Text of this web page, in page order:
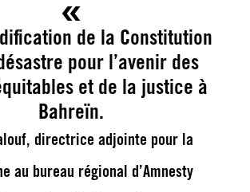
de la Constitution
pour l’avenir des
et de la justice à
Bahreïn.
directrice adjointe pour la
au bureau régional d’Amnesty